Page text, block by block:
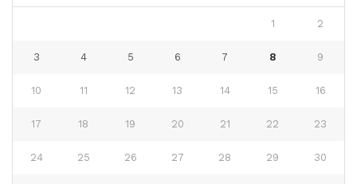
1 2
3 4 5 6 7 8 9
10 11 12 13 14 15 16
17 18 19 20 21 22 23
24 25 26 27 28 29 30